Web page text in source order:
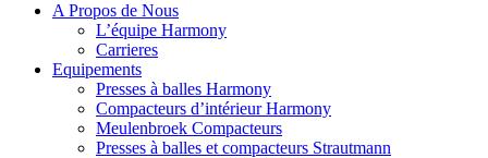
A Propos de Nous
L’équipe Harmony
Carrieres
Equipements
Presses à balles Harmony
Compacteurs d’intérieur Harmony
Meulenbroek Compacteurs
Presses à balles et compacteurs Strautmann